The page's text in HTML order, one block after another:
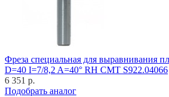
Фреза специальная для выравнивания
D=40 I=7/8,2 A=40° RH CMT S922.04066
6 351 р.
Подобрать аналог